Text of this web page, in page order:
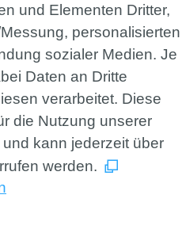
und Elementen Dritter,
personalisierten
sozialer Medien. Je
Daten an Dritte
verarbeitet. Diese
die Nutzung unserer
kann jederzeit über
werden.